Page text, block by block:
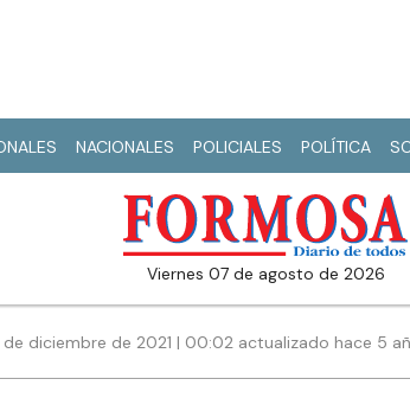
NACIONALES POLICIALES POLÍTICA
viernes 07 de agosto de 2026
de diciembre de 2021 | 00:02 actualizado hace 5